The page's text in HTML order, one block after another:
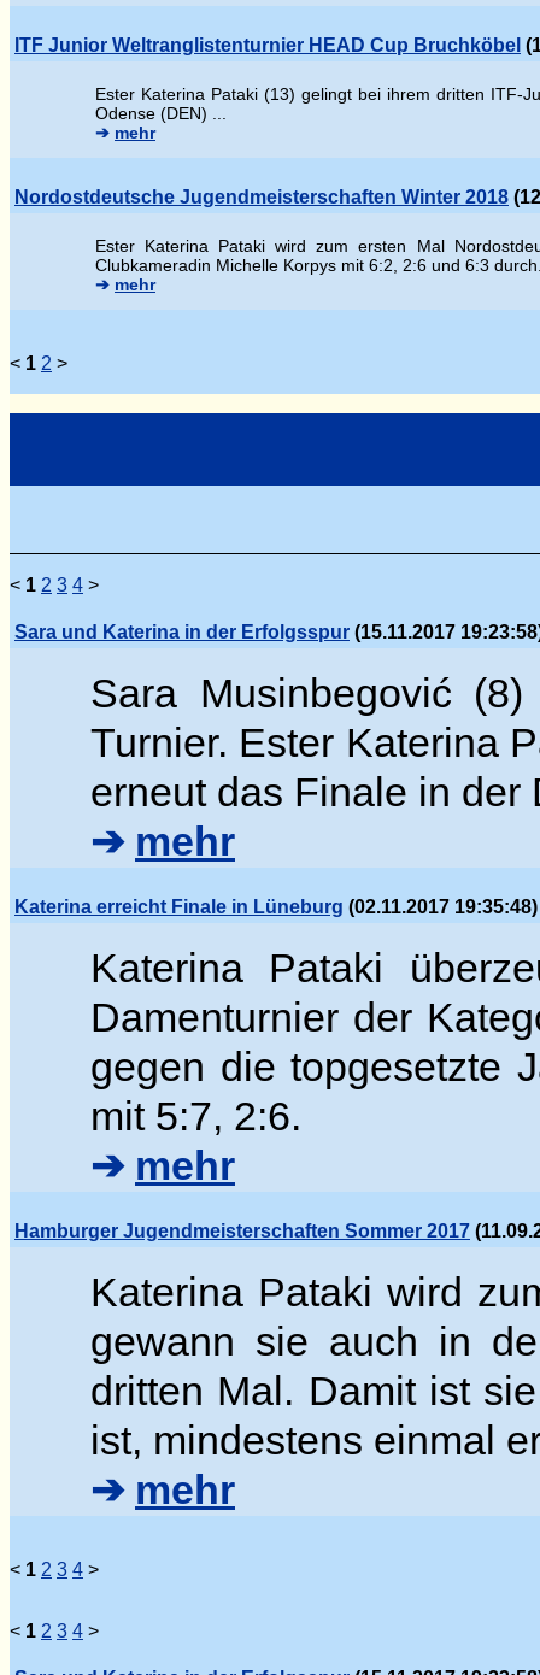
ITF Junior Weltranglistenturnier HEAD Cup Bruchköbel
Ester Katerina Pataki (13) gelingt bei ihrem dritten ITF-
Odense (DEN) ...
➔ mehr
Nordostdeutsche Jugendmeisterschaften Winter 2018
Ester Katerina Pataki wird zum ersten Mal
Clubkameradin Michelle Korpys mit 6:2, 2:6 und 6:3
➔ mehr
< 1 2 >
< 1 2 3 4 >
Sara und Katerina in der Erfolgsspur (15.11.2017
Sara Musinbegović (8)
Turnier. Ester Katerina
erneut das Finale in der
➔ mehr
Katerina erreicht Finale in Lüneburg (02.11.2017 19:35:48)
Katerina Pataki
Damenturnier der
gegen die topgesetzte
mit 5:7, 2:6.
➔ mehr
Hamburger Jugendmeisterschaften Sommer 2017
Katerina Pataki wird
gewann sie auch in
dritten Mal. Damit ist
ist, mindestens einmal
➔ mehr
< 1 2 3 4 >
< 1 2 3 4 >